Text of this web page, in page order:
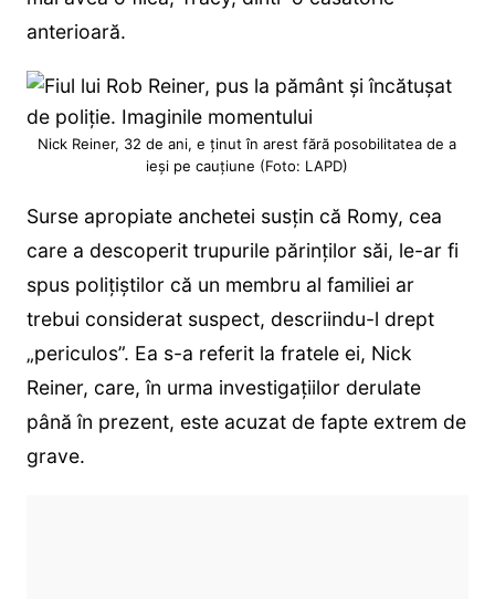
anterioară.
Nick Reiner, 32 de ani, e ținut în arest fără posobilitatea de a
ieși pe cauțiune (Foto: LAPD)
Surse apropiate anchetei susțin că Romy, cea
care a descoperit trupurile părinților săi, le-ar fi
spus polițiștilor că un membru al familiei ar
trebui considerat suspect, descriindu-l drept
„periculos”. Ea s-a referit la fratele ei, Nick
Reiner, care, în urma investigațiilor derulate
până în prezent, este acuzat de fapte extrem de
grave.